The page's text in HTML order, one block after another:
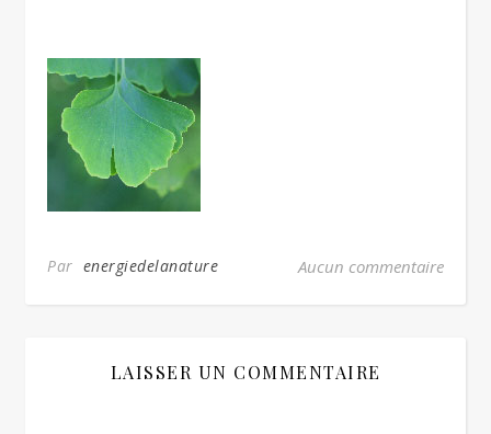
Par energiedelanature Aucun commentaire
LAISSER UN COMMENTAIRE